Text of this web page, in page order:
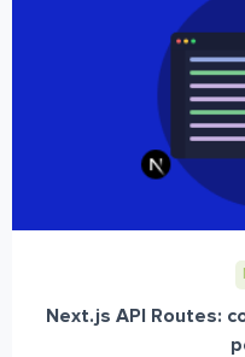
Next.js API Routes: